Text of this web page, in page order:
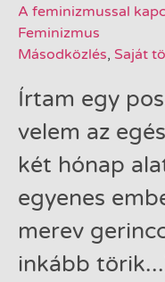
A feminizmussal
Feminizmus
Másodközlés, Saját
Írtam egy
velem az
két hónap
egyenes
merev
inkább